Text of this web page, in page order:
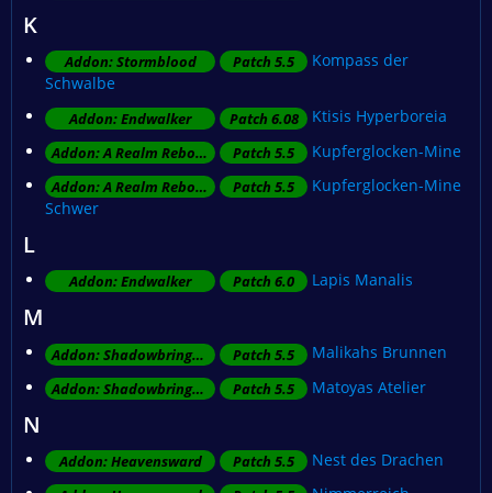
K
Addon: Stormblood Patch 5.5
Kompass der
Schwalbe
Addon: Endwalker Patch 6.08 Ktisis Hyperboreia
Addon: A Realm Reborn Patch 5.5 Kupferglocken-Mine
Addon: A Realm Reborn Patch 5.5
Kupferglocken-Mine
Schwer
L
Addon: Endwalker Patch 6.0 Lapis Manalis
M
Addon: Shadowbringers Patch 5.5 Malikahs Brunnen
Addon: Shadowbringers Patch 5.5 Matoyas Atelier
N
Addon: Heavensward Patch 5.5 Nest des Drachen